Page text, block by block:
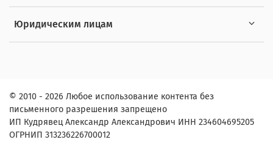
Юридическим лицам
© 2010 - 2026 Любое использование контента без
письменного разрешения запрещено
ИП Кудрявец Александр Александрович ИНН 234604695205
ОГРНИП 313236226700012